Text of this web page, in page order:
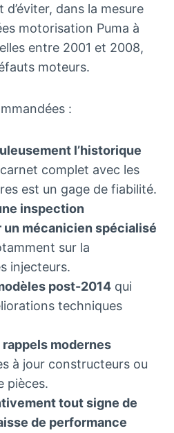
dans la mesure
motorisation Puma à
entre 2001 et 2008,
moteurs.
:
l’historique
complet avec les
est un gage de fiabilité.
inspection
un mécanicien spécialisé
sur la
injecteurs.
post-2014 qui
techniques
modernes
à jour constructeurs ou
pièces.
tout signe de
de performance